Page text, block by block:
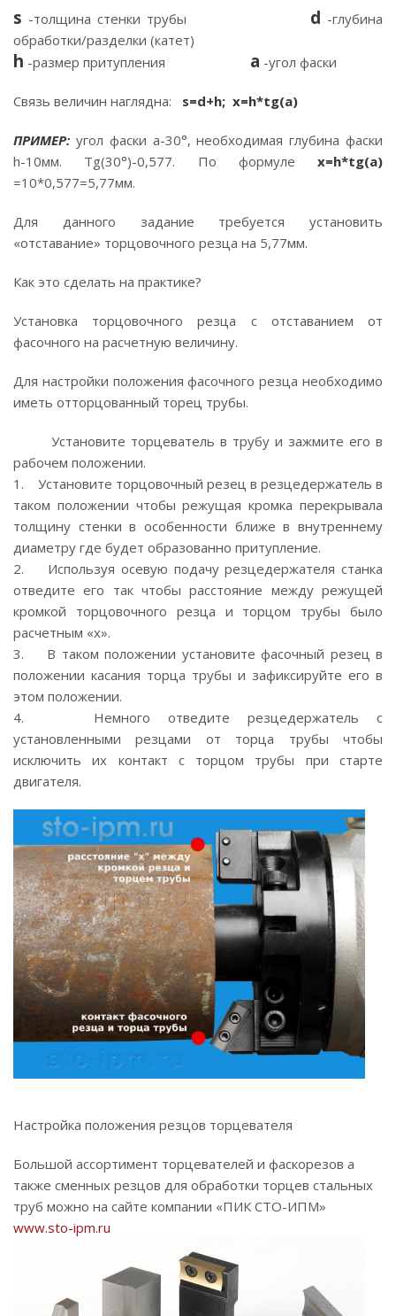
s -толщина стенки трубы d -глубина
обработки/разделки (катет)
h -размер притупления a -угол фаски
Связь величин наглядна: s=d+h; x=h*tg(a)
ПРИМЕР: угол фаски a-30°, необходимая глубина фаски
h-10мм. Tg(30°)-0,577. По формуле x=h*tg(a)
=10*0,577=5,77мм.
Для данного задание требуется установить
«отставание» торцовочного резца на 5,77мм.
Как это сделать на практике?
Установка торцовочного резца с отставанием от
фасочного на расчетную величину.
Для настройки положения фасочного резца необходимо
иметь отторцованный торец трубы.
Установите торцеватель в трубу и зажмите его в
рабочем положении.
1. Установите торцовочный резец в резцедержатель в
таком положении чтобы режущая кромка перекрывала
толщину стенки в особенности ближе в внутреннему
диаметру где будет образованно притупление.
2. Используя осевую подачу резцедержателя станка
отведите его так чтобы расстояние между режущей
кромкой торцовочного резца и торцом трубы было
расчетным «х».
3. В таком положении установите фасочный резец в
положении касания торца трубы и зафиксируйте его в
этом положении.
4. Немного отведите резцедержатель с
установленными резцами от торца трубы чтобы
исключить их контакт с торцом трубы при старте
двигателя.
Настройка положения резцов торцевателя
Большой ассортимент торцевателей и фаскорезов а
также сменных резцов для обработки торцев стальных
труб можно на сайте компании «ПИК СТО-ИПМ»
www.sto-ipm.ru